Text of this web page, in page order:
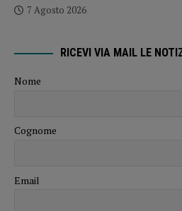
7 Agosto 2026
RICEVI VIA MAIL LE
Nome
Cognome
Email